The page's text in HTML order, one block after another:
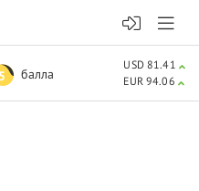
5 балла
USD 81.41
EUR 94.06